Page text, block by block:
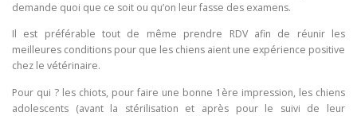
demande quoi que ce soit ou qu’on leur fasse des examens.
Il est préférable tout de même prendre RDV afin de réunir les
meilleures conditions pour que les chiens aient une expérience positive
chez le vétérinaire.
Pour qui ? les chiots, pour faire une bonne 1ère impression, les chiens
adolescents (avant la stérilisation et après pour le suivi de leur